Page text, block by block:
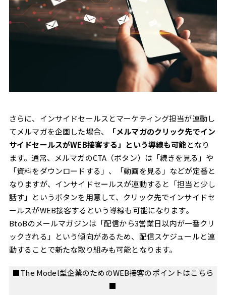
さらに、インサイドセールスとマーケティング担当が連動し
てメルマガを企画した場合、
「メルマガのクリック先でイン
サイドセールスがWEB接客する」という導線も可能となり
ます。通常、メルマガのCTA（ボタン）は「続きを見る」や
「資料をダウンロードする」、「動画を見る」などが定番と
なりますが、インサイドセールスが連動すると「担当と少し
話す」というボタンを用意して、クリック先でインサイドセ
ールスがWEB接客するという導線も可能になります。
BtoBのメールマガジンは「配信から3営業日以内が一番クリ
ックされる」という傾向があるため、配信スケジュールと連
動することで新たな取り組みも可能となります。
■The Model型企業のためのWEB接客のポイントはこちら
■